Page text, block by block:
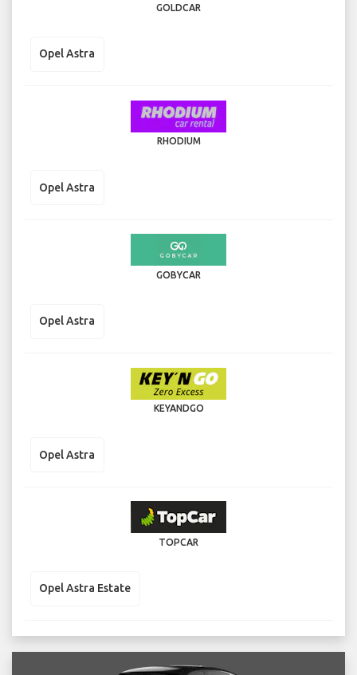
GOLDCAR
Opel Astra
RHODIUM
Opel Astra
GOBYCAR
Opel Astra
KEYANDGO
Opel Astra
TOPCAR
Opel Astra Estate